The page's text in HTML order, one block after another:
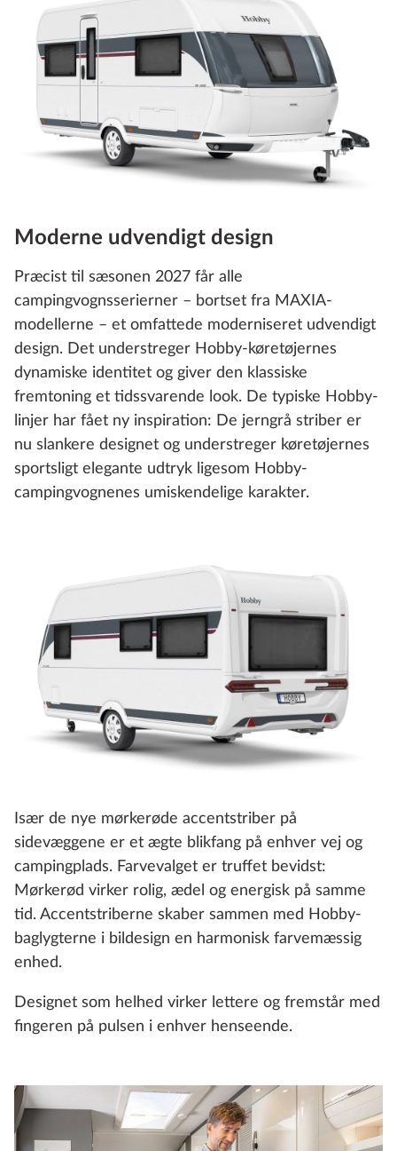
Moderne udvendigt design
Præcist til sæsonen 2027 får alle
campingvognsserierner – bortset fra MAXIA-
modellerne – et omfattede moderniseret udvendigt
design. Det understreger Hobby-køretøjernes
dynamiske identitet og giver den klassiske
fremtoning et tidssvarende look. De typiske Hobby-
linjer har fået ny inspiration: De jerngrå striber er
nu slankere designet og understreger køretøjernes
sportsligt elegante udtryk ligesom Hobby-
campingvognenes umiskendelige karakter.
Især de nye mørkerøde accentstriber på
sidevæggene er et ægte blikfang på enhver vej og
campingplads. Farvevalget er truffet bevidst:
Mørkerød virker rolig, ædel og energisk på samme
tid. Accentstriberne skaber sammen med Hobby-
baglygterne i bildesign en harmonisk farvemæssig
enhed.
Designet som helhed virker lettere og fremstår med
fingeren på pulsen i enhver henseende.